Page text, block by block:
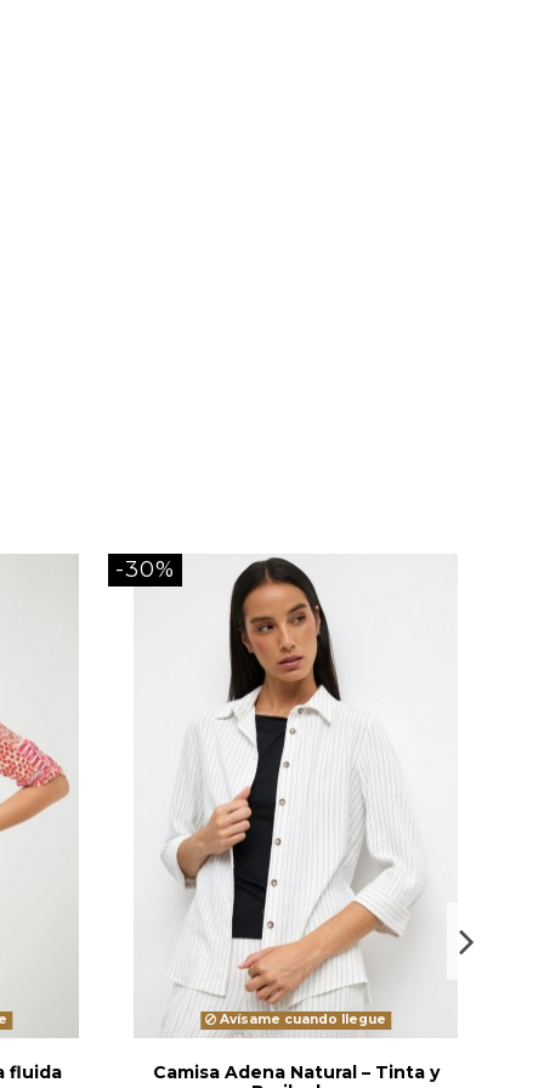
fluida
-30%
Avísame cuando llegue
Camisa Adena Natural – Tinta y